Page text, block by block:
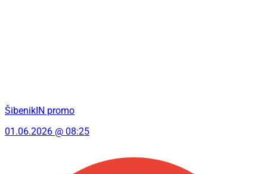
ŠibenikIN promo
01.06.2026 @ 08:25